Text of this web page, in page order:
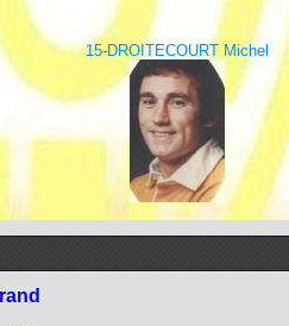
15-DROITECOURT Michel